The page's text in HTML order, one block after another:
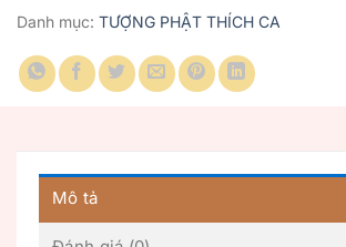
Danh mục: TƯỢNG PHẬT THÍCH CA
Mô tả